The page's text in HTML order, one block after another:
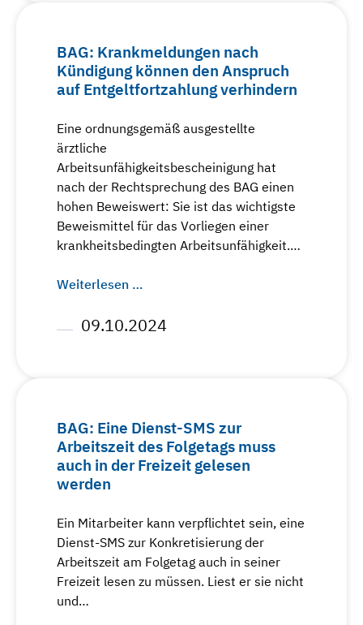
BAG: Krankmeldungen nach
Kündigung können den Anspruch
auf Entgeltfortzahlung verhindern
Eine ordnungsgemäß ausgestellte
ärztliche
Arbeitsunfähigkeitsbescheinigung hat
nach der Rechtsprechung des BAG einen
hohen Beweiswert: Sie ist das wichtigste
Beweismittel für das Vorliegen einer
krankheitsbedingten Arbeitsunfähigkeit.…
Weiterlesen …
09.10.2024
BAG: Eine Dienst-SMS zur
Arbeitszeit des Folgetags muss
auch in der Freizeit gelesen
werden
Ein Mitarbeiter kann verpflichtet sein, eine
Dienst-SMS zur Konkretisierung der
Arbeitszeit am Folgetag auch in seiner
Freizeit lesen zu müssen. Liest er sie nicht
und…